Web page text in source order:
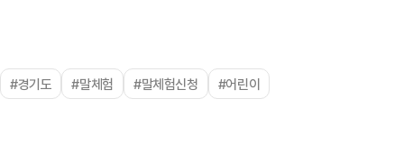
#경기도 #말체험 #말체험신청 #어린이